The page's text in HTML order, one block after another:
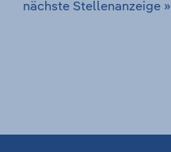
nächste Stellenanzeige »